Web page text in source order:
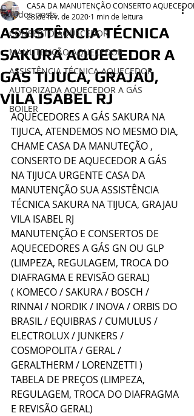
Todos posts
CONSERTO AQUECEDOR
MANUTENÇÃO AQUECEDOR
ASSISTÊNCIA TÉCNICA AQUECEDOR
AUTORIZADA AQUECEDOR A GÁS
BOILER
ASSISTÊNCIA TÉCNICA
SAKURA AQUECEDOR A
GÁS TIJUCA, GRAJAÚ,
VILA ISABEL RJ
CASA DA MANUTENÇÃO CONSERTO
28 de fev. de 2020 1 min de leitura
AQUECEDORES A GÁS SAKURA NA
TIJUCA, ATENDEMOS NO MESMO DIA,
CHAME CASA DA MANUTEÇÃO ,
CONSERTO DE AQUECEDOR A GÁS
NA TIJUCA URGENTE CASA DA
MANUTENÇÃO SUA ASSISTÊNCIA
TÉCNICA SAKURA NA TIJUCA, GRAJAU
VILA ISABEL RJ
MANUTENÇÃO E CONSERTOS DE
AQUECEDORES A GÁS GN OU GLP
(LIMPEZA, REGULAGEM, TROCA DO
DIAFRAGMA E REVISÃO GERAL)
( KOMECO / SAKURA / BOSCH /
RINNAI / NORDIK / INOVA / ORBIS DO
BRASIL / EQUIBRAS / CUMULUS /
ELECTROLUX / JUNKERS /
COSMOPOLITA / GERAL /
GERALTHERM / LORENZETTI )
TABELA DE PREÇOS (LIMPEZA,
REGULAGEM, TROCA DO DIAFRAGMA
E REVISÃO GERAL)